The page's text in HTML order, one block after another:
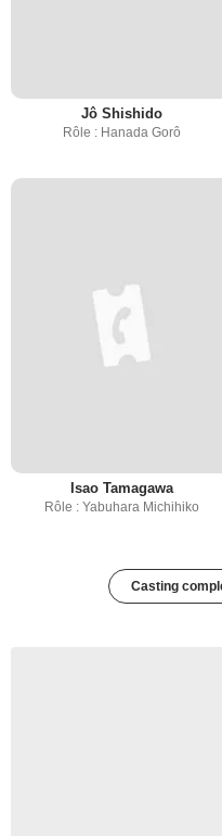
Jô Shishido
Rôle : Hanada Gorô
Isao Tamagawa
Rôle : Yabuhara Michihiko
Casting